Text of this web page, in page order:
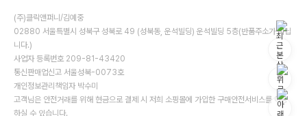
(주)클릭앤퍼니/김예중
02880 서울특별시 성북구 성북로 49 (성북동, 운석빌딩) 운석빌딩 5층(반품주소가 아닙
니다.)
사업자 등록번호 209-81-43420
통신판매업신고 서울성북-0073호
개인정보관리책임자 박수미
고객님은 안전거래를 위해 현금으로 결제 시 저희 소핑몰에 가입한 구매안전서비스를 이용
하실 수 있습니다.